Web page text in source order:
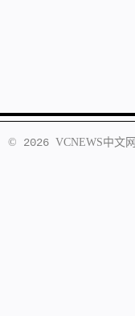
© 2026 VCNEWS中文网